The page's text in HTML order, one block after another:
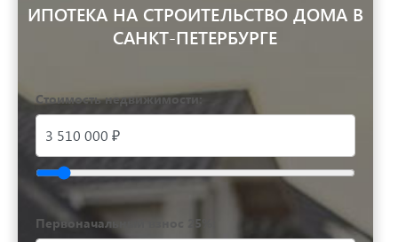
ИПОТЕКА НА СТРОИТЕЛЬСТВО ДОМА В
САНКТ-ПЕТЕРБУРГЕ
Стоимость недвижимости:
Первоначальный взнос 25%: